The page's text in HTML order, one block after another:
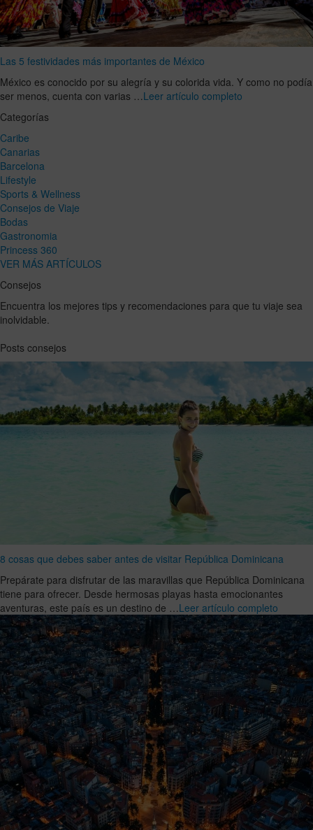
Las 5 festividades más importantes de México
México es conocido por su alegría y su colorida vida. Y como no podía
ser menos, cuenta con varias …Leer artículo completo
Categorías
Caribe
Canarias
Barcelona
Lifestyle
Sports & Wellness
Consejos de Viaje
Bodas
Gastronomia
Princess 360
VER MÁS ARTÍCULOS
Consejos
Encuentra los mejores tips y recomendaciones para que tu viaje sea
inolvidable.
Posts consejos
8 cosas que debes saber antes de visitar República Dominicana
Prepárate para disfrutar de las maravillas que República Dominicana
tiene para ofrecer. Desde hermosas playas hasta emocionantes
aventuras, este país es un destino de …Leer artículo completo